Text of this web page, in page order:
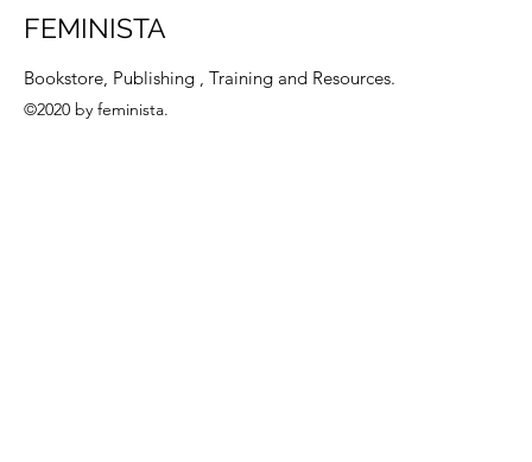
ยกระดับชีวิตแม่,เด็ก,ผู้สูงอายุได้
FEMINISTA
Bookstore, Publishing , Training and Resources.
©2020 by feminista.